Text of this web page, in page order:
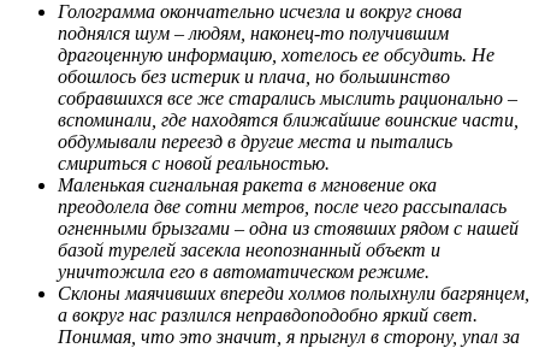
Голограмма окончательно исчезла и вокруг снова
поднялся шум – людям, наконец-то получившим
драгоценную информацию, хотелось ее обсудить. Не
обошлось без истерик и плача, но большинство
собравшихся все же старались мыслить рационально –
вспоминали, где находятся ближайшие воинские части,
обдумывали переезд в другие места и пытались
смириться с новой реальностью.
Маленькая сигнальная ракета в мгновение ока
преодолела две сотни метров, после чего рассыпалась
огненными брызгами – одна из стоявших рядом с нашей
базой турелей засекла неопознанный объект и
уничтожила его в автоматическом режиме.
Склоны маячивших впереди холмов полыхнули багрянцем,
а вокруг нас разлился неправдоподобно яркий свет.
Понимая, что это значит, я прыгнул в сторону, упал за